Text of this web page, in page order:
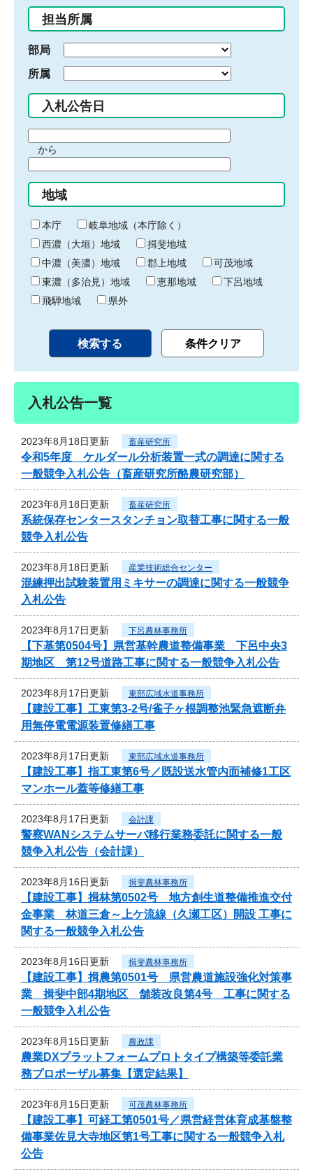
入
力
担当所属
部局
所属
入札公告日
間
始
り
から
間
終
わ
り
地域
本庁
岐阜地域（本庁除く）
西濃（大垣）地域
揖斐地域
中濃（美濃）地域
郡上地域
可茂地域
東濃（多治見）地域
恵那地域
下呂地域
飛騨地域
県外
入札公告一覧
2023年8月18日更新 畜産研究所
令和5年度 ケルダール分析装置一式の調達に関する
一般競争入札公告（畜産研究所酪農研究部）
2023年8月18日更新 畜産研究所
系統保存センタースタンチョン取替工事に関する一般
競争入札公告
2023年8月18日更新 産業技術総合センター
混練押出試験装置用ミキサーの調達に関する一般競争
入札公告
2023年8月17日更新 下呂農林事務所
【下基第0504号】県営基幹農道整備事業 下呂中央3
期地区 第12号道路工事に関する一般競争入札公告
2023年8月17日更新 東部広域水道事務所
【建設工事】工東第3-2号/雀子ヶ根調整池緊急遮断弁
用無停電電源装置修繕工事
2023年8月17日更新 東部広域水道事務所
【建設工事】指工東第6号／既設送水管内面補修1工区
マンホール蓋等修繕工事
2023年8月17日更新 会計課
警察WANシステムサーバ移行業務委託に関する一般
競争入札公告（会計課）
2023年8月16日更新 揖斐農林事務所
【建設工事】揖林第0502号 地方創生道整備推進交付
金事業 林道三倉～上ケ流線（久瀬工区）開設 工事に
関する一般競争入札公告
2023年8月16日更新 揖斐農林事務所
【建設工事】揖農第0501号 県営農道施設強化対策事
業 揖斐中部4期地区 舗装改良第4号 工事に関する
一般競争入札公告
2023年8月15日更新 農政課
農業DXプラットフォームプロトタイプ構築等委託業
務プロポーザル募集【選定結果】
2023年8月15日更新 可茂農林事務所
【建設工事】可経工第0501号／県営経営体育成基盤整
備事業佐見大寺地区第1号工事に関する一般競争入札
公告